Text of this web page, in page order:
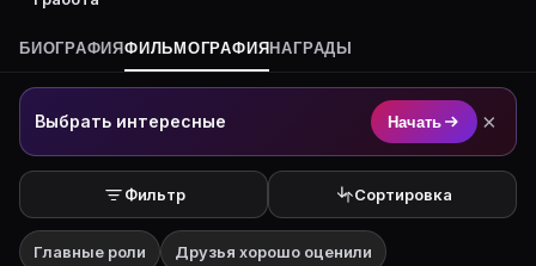
БИОГРАФИЯФИЛЬМОГРАФИЯ НАГРАДЫ
Выбрать интересные Начать ×
Фильтр Сортировка
Главные роли Друзья хорошо оценили